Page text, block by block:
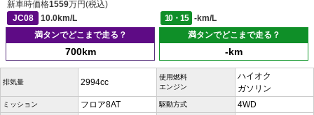
新車時価格1559万円(税込)
JC08
10.0km/L 10・15
-km/L
満タンでどこまで走る？
700km
満タンでどこまで走る？
-km
排気量 2994cc
使用燃料
エンジン
ハイオク
ガソリン
ミッション フロア8AT 駆動方式 4WD